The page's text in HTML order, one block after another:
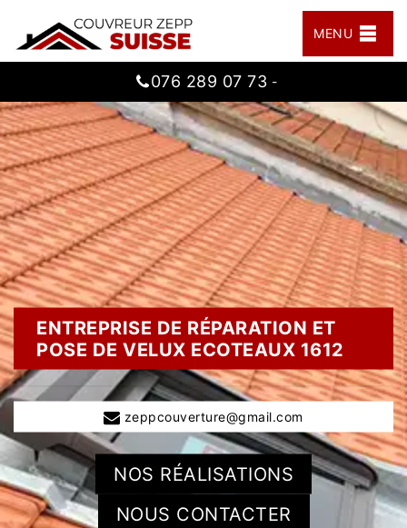
MENU
076 289 07 73 -
ENTREPRISE DE RÉPARATION ET
POSE DE VELUX ECOTEAUX 1612
zeppcouverture@gmail.com
NOS RÉALISATIONS
NOUS CONTACTER